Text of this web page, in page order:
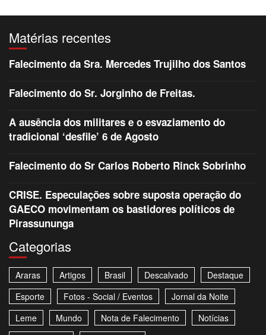
Matérias recentes
Falecimento da Sra. Mercedes Trujilho dos Santos
Falecimento do Sr. Jorginho de Freitas.
A ausência dos militares e o esvaziamento do
tradicional ‘desfile’ 6 de Agosto
Falecimento do Sr Carlos Roberto Rinck Sobrinho
CRISE. Especulações sobre suposta operação do
GAECO movimentam os bastidores políticos de
Pirassununga
Categorias
Araras Artigos Brasil Descalvado
Destaque
Esporte
Fotos - Social / Eventos
Jornal da Noite
Leme
Mundo Nota de Falecimento
Notícias